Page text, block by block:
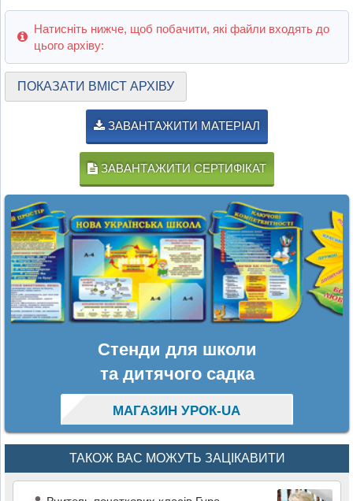
Натисніть нижче, щоб побачити, які файли входять до
цього архіву:
ПОКАЗАТИ ВМІСТ АРХІВУ
ЗАВАНТАЖИТИ МАТЕРІАЛ
ЗАВАНТАЖИТИ СЕРТИФІКАТ
Стенди для школи
та дитячого садка
МАГАЗИН УРОК-UA
ТАКОЖ ВАС МОЖУТЬ ЗАЦІКАВИТИ